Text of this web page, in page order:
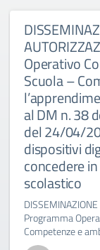
Operativo
Scuola –
al DM n. 38
del 24/04/
dispositivi
concedere
scolastico
Programma
Competenze e